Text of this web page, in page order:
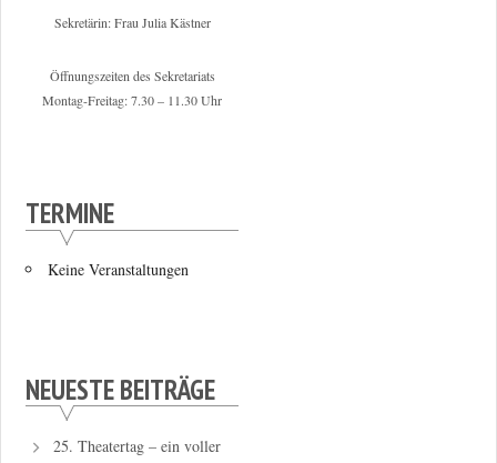
Sekretärin: Frau Julia Kästner
Öffnungszeiten des Sekretariats
Montag-Freitag: 7.30 – 11.30 Uhr
TERMINE
Keine Veranstaltungen
NEUESTE BEITRÄGE
25. Theatertag – ein voller